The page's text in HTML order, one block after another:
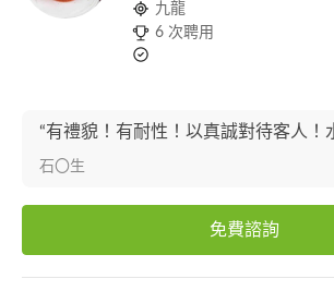
九龍
6 次聘用
“有禮貌！有耐性！以真誠對待客人！
石〇生
免費諮詢